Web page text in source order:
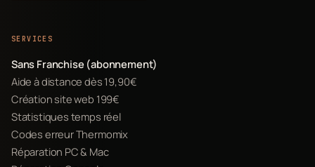
SERVICES
Sans Franchise (abonnement)
Aide à distance dès 19,90€
Création site web 199€
Statistiques temps réel
Codes erreur Thermomix
Réparation PC & Mac